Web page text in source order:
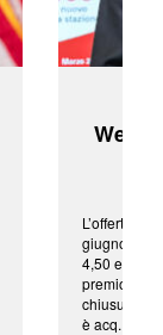
L’offerta
giugno da
4,50 euro
premio di
chiusura
è acq...